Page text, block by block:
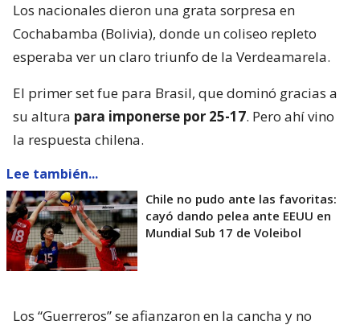
Los nacionales dieron una grata sorpresa en
Cochabamba (Bolivia), donde un coliseo repleto
esperaba ver un claro triunfo de la Verdeamarela.
El primer set fue para Brasil, que dominó gracias a
su altura para imponerse por 25-17. Pero ahí vino
la respuesta chilena.
Lee también...
Chile no pudo ante las favoritas:
cayó dando pelea ante EEUU en
Mundial Sub 17 de Voleibol
Los “Guerreros” se afianzaron en la cancha y no